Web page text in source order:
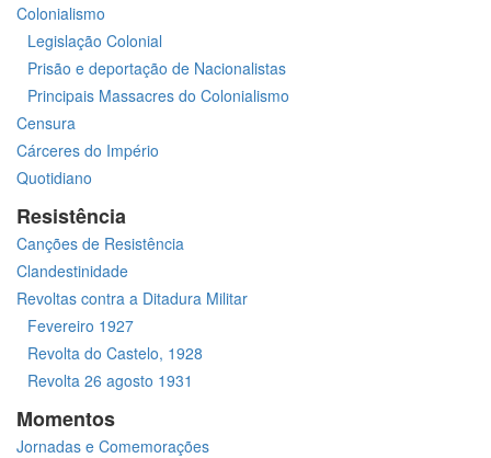
Colonialismo
Legislação Colonial
Prisão e deportação de Nacionalistas
Principais Massacres do Colonialismo
Censura
Cárceres do Império
Quotidiano
Resistência
Canções de Resistência
Clandestinidade
Revoltas contra a Ditadura Militar
Fevereiro 1927
Revolta do Castelo, 1928
Revolta 26 agosto 1931
Momentos
Jornadas e Comemorações